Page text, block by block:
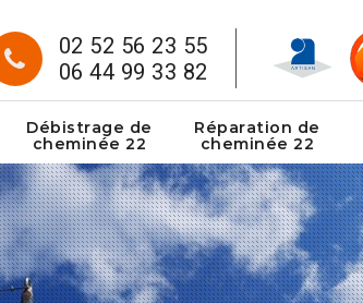
02 52 56 23 55
06 44 99 33 82
Débistrage de
cheminée 22
Réparation de
cheminée 22